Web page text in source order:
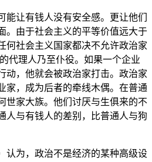
能让有钱人没有安全感。更让他们
。由于社会主义的平等价值远大于
何社会主义国家都决不允许政治家
代理人乃至仆役。如果一个企业
动，他就会被政治家打击。政治家
家，成为后者的牵线木偶。在普通
世家大族。他们讨厌与生俱来的不
人与有钱人的差别，比普通人与狗
认为，政治不是经济的某种高级设